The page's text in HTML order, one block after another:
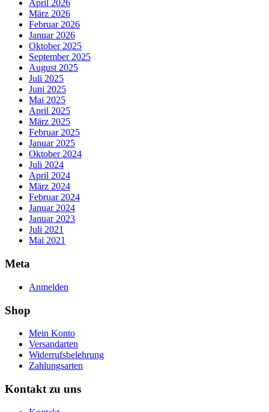
April 2026
März 2026
Februar 2026
Januar 2026
Oktober 2025
September 2025
August 2025
Juli 2025
Juni 2025
Mai 2025
April 2025
März 2025
Februar 2025
Januar 2025
Oktober 2024
Juli 2024
April 2024
März 2024
Februar 2024
Januar 2024
Januar 2023
Juli 2021
Mai 2021
Meta
Anmelden
Shop
Mein Konto
Versandarten
Widerrufsbelehrung
Zahlungsarten
Kontakt zu uns